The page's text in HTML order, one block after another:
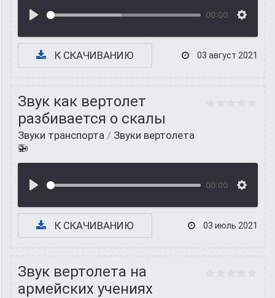
00:00
К СКАЧИВАНИЮ 03 август 2021
Звук как вертолет
разбивается о скалы
Звуки транспорта / Звуки вертолета
🚁
00:00
К СКАЧИВАНИЮ 03 июль 2021
Звук вертолета на
армейских учениях